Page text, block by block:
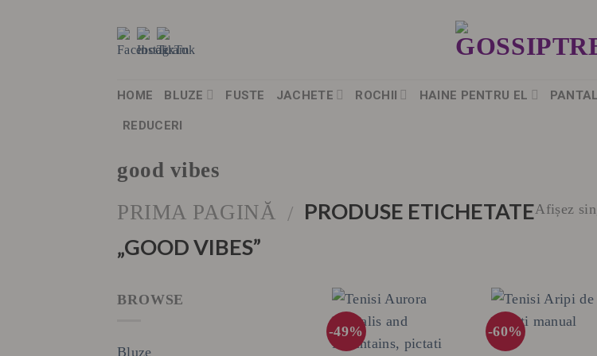
HOME BLUZE FUSTE JACHETE ROCHII HAINE PENTRU EL
REDUCERI
good vibes
PRIMA PAGINĂ / PRODUSE ETICHETATE
„GOOD VIBES”
Afișez
BROWSE
Bluze
-49% -60%